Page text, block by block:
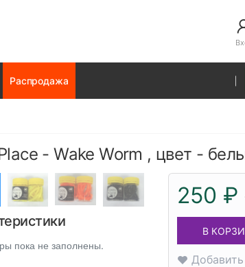
Распродажа
- Wake Worm , цвет -
пока не заполнены.
250 ₽
В